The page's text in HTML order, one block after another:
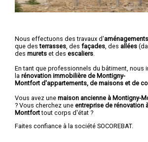
Nous effectuons des travaux d'
que desterrasses , des façades , des allées
des murets et des escaliers
En tant que professionnels du bâtiment, nous
la rénovation immobilière de Montigny-
Montfort d'appartements, de maisons et de
Vous avez une maison ancienne à Montigny-
? Vous cherchez une entreprise de rénovation
Montforttout corps d'état ?
Faites confiance à la société SOCOREBAT.